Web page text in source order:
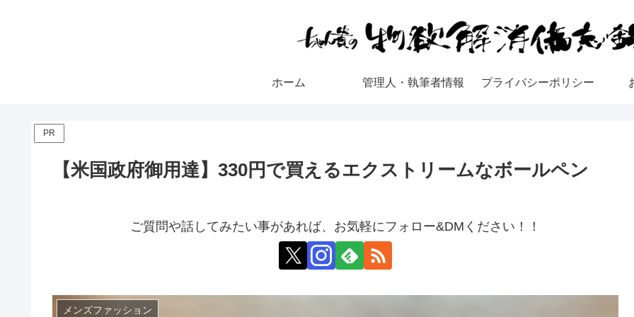
ホーム 管理人・執筆者情報 プライバシーポリシー
PR
【米国政府御用達】330円で買えるエクストリームなボールペン
ご質問や話してみたい事があれば、お気軽にフォロー&DMください！！
メンズファッション